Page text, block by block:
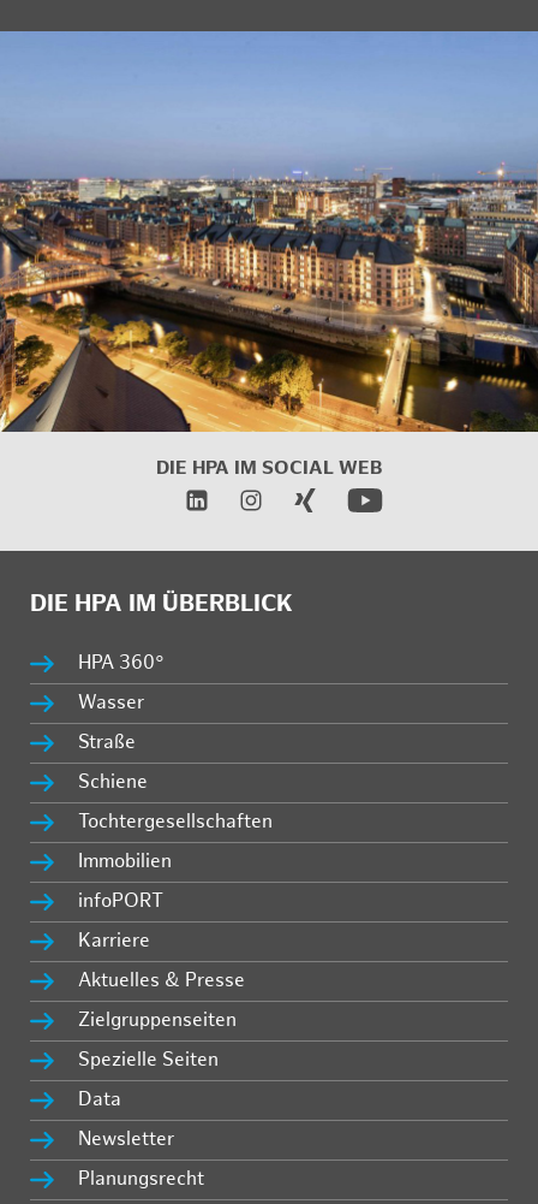
DIE HPA IM SOCIAL WEB
DIE HPA IM ÜBERBLICK
HPA 360°
Wasser
Straße
Schiene
Tochtergesellschaften
Immobilien
infoPORT
Karriere
Aktuelles & Presse
Zielgruppenseiten
Spezielle Seiten
Data
Newsletter
Planungsrecht